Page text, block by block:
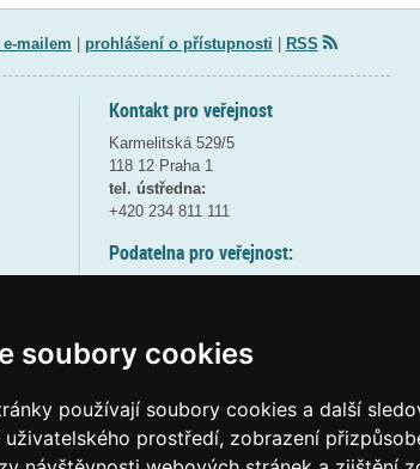
soubory cookies
používají soubory cookies a další
prostředí, zobrazení
mailem prohlášení o přístupnosti RSS
Kontakt pro veřejnost
Karmelitská 529/5
118 12 Praha 1
tel. ústředna:
+420 234 811 111
Podatelna pro veřejnost:
(více informací
Elektronická podatelna: